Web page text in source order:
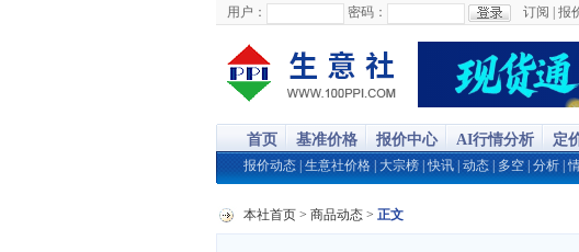
用户： 密码： 订阅 报
首页 基准价格 报价中心 AI行情分析 定
报价动态 生意社价格 大宗榜 |快讯 动态 多空 分析 |
本社首页 > 商品动态 > 正文